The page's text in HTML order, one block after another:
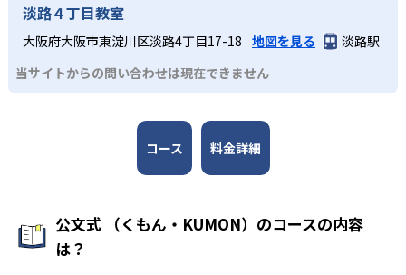
淡路４丁目教室
大阪府大阪市東淀川区淡路4丁目17-18 地図を見る
淡路駅
当サイトからの問い合わせは現在できません
コース 料金詳細
公文式 （くもん・KUMON）のコースの内容
は？